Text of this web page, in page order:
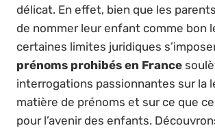
délicat. En effet, bien que les
de nommer leur enfant comme bon
certaines limites juridiques
prénoms prohibés en France
interrogations passionnantes sur la
matière de prénoms et sur ce que
pour l’avenir des enfants.